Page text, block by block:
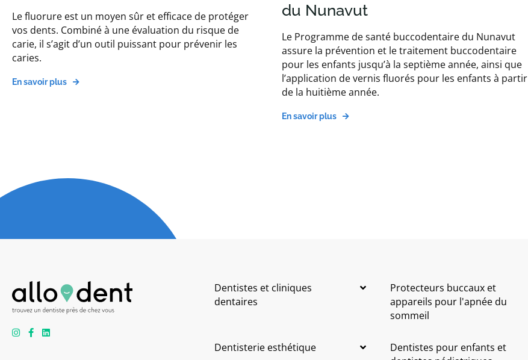
Le fluorure est un moyen sûr et efficace de protéger
vos dents. Combiné à une évaluation du risque de
carie, il s’agit d’un outil puissant pour prévenir les
caries.
En savoir plus
du Nunavut
Le Programme de santé buccodentaire du Nunavut
assure la prévention et le traitement buccodentaire
pour les enfants jusqu’à la septième année, ainsi que
l’application de vernis fluorés pour les enfants à partir
de la huitième année.
En savoir plus
Dentistes et cliniques
dentaires
Protecteurs buccaux et
appareils pour l'apnée du
sommeil
Dentisterie esthétique
Dentistes pour enfants et